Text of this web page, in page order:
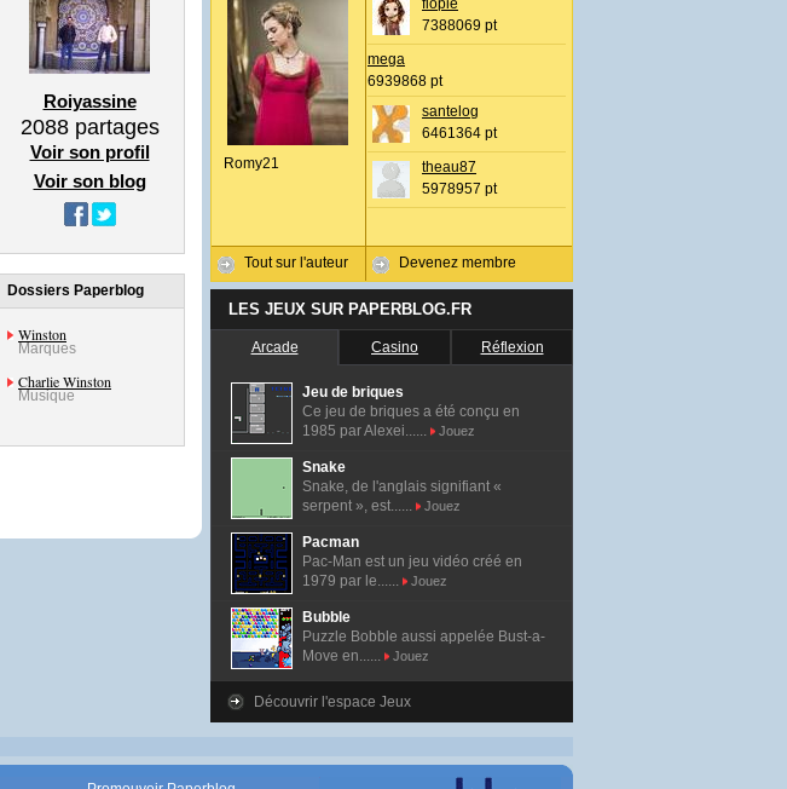
Roiyassine
2088partages
Voir son profil
Voir son blog
Dossiers Paperblog
Winston
Marques
Charlie Winston
Musique
Romy21
Tout sur l'auteur
flopie
7388069 pt
mega
6939868 pt
santelog
6461364 pt
theau87
5978957 pt
Devenez membre
LES JEUX SUR PAPERBLOG.FR
Arcade Casino Réflexion
Jeu de briques
Ce jeu de briques a été conçu en
1985 par Alexei......
Jouez
Snake
Snake, de l'anglais signifiant «
serpent », est......
Jouez
Pacman
Pac-Man est un jeu vidéo créé en
1979 par le......
Jouez
Bubble
Puzzle Bobble aussi appelée Bust-a-
Move en......
Jouez
Découvrir l'espace Jeux